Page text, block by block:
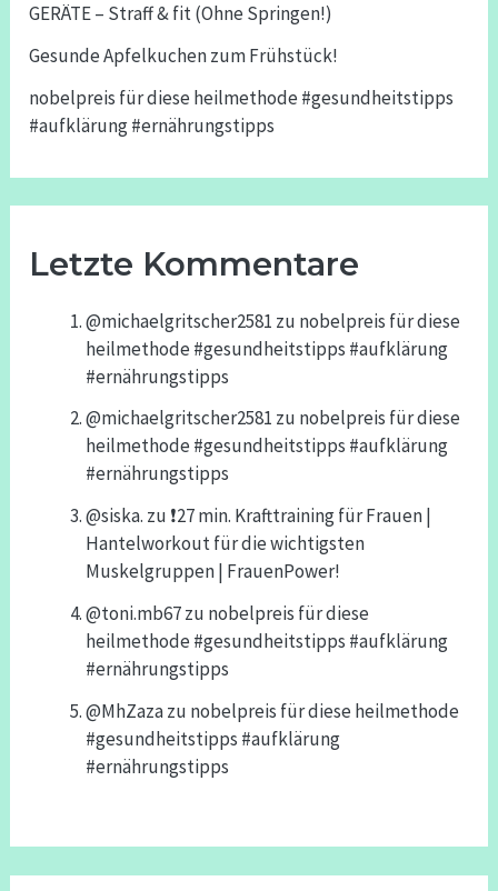
GERÄTE – Straff & fit (Ohne Springen!)
Gesunde Apfelkuchen zum Frühstück!
nobelpreis für diese heilmethode #gesundheitstipps
#aufklärung #ernährungstipps
Letzte Kommentare
@michaelgritscher2581 zu nobelpreis für diese
heilmethode #gesundheitstipps #aufklärung
#ernährungstipps
@michaelgritscher2581 zu nobelpreis für diese
heilmethode #gesundheitstipps #aufklärung
#ernährungstipps
@siska. zu ❗️27 min. Krafttraining für Frauen |
Hantelworkout für die wichtigsten
Muskelgruppen | FrauenPower!
@toni.mb67zu nobelpreis für diese
heilmethode #gesundheitstipps #aufklärung
#ernährungstipps
@MhZazazu nobelpreis für diese heilmethode
#gesundheitstipps #aufklärung
#ernährungstipps